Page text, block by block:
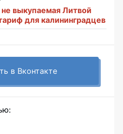
не выкупаемая Литвой
для калининградцев
в Вконтакте